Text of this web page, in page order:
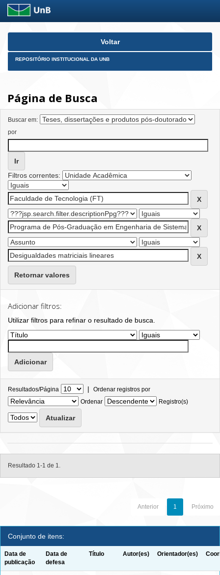
Skip
Voltar
REPOSITÓRIO INSTITUCIONAL DA UNB
Página de Busca
Buscar em:
por
Filtros correntes:
Retornar valores
Adicionar filtros:
Utilizar filtros para refinar o resultado de busca.
Resultados/Página | Ordenar registros por
Ordenar
Registro(s)
Resultado 1-1 de 1.
Anterior 1 Próximo
Conjunto de itens:
Data de
publicação
Data de
defesa
Título Autor(es) Orientador(es)